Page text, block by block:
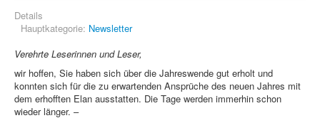
Details
Hauptkategorie: Newsletter
Verehrte Leserinnen und Leser,
wir hoffen, Sie haben sich über die Jahreswende gut erholt und
konnten sich für die zu erwartenden Ansprüche des neuen Jahres mit
dem erhofften Elan ausstatten. Die Tage werden immerhin schon
wieder länger. –